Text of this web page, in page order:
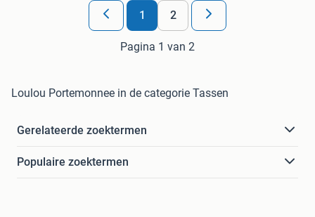
1 2
Pagina 1 van 2
Loulou Portemonnee in de categorie Tassen
Gerelateerde zoektermen
Populaire zoektermen